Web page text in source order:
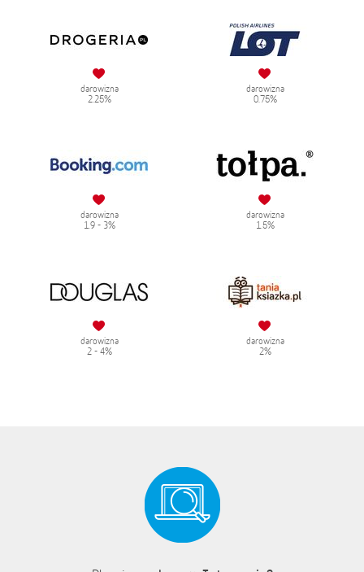
darowizna
2.25%
darowizna
0.75%
darowizna
1.9 - 3%
darowizna
1.5%
darowizna
2 - 4%
darowizna
2%